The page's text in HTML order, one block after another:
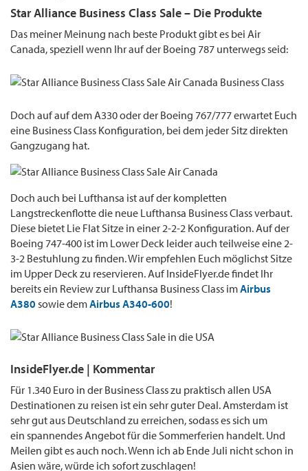
Star Alliance Business Class Sale – Die Produkte
Das meiner Meinung nach beste Produkt gibt es bei Air
Canada, speziell wenn Ihr auf der Boeing 787 unterwegs seid:
Doch auf auf dem A330 oder der Boeing 767/777 erwartet Euch
eine Business Class Konfiguration, bei dem jeder Sitz direkten
Gangzugang hat.
Doch auch bei Lufthansa ist auf der kompletten
Langstreckenflotte die neue Lufthansa Business Class verbaut.
Diese bietet Lie Flat Sitze in einer 2-2-2 Konfiguration. Auf der
Boeing 747-400 ist im Lower Deck leider auch teilweise eine 2-
3-2 Bestuhlung zu finden. Wir empfehlen Euch möglichst Sitze
im Upper Deck zu reservieren. Auf InsideFlyer.de findet Ihr
bereits ein Review zur Lufthansa Business Class imAirbus
A380 sowie demAirbus A340-600!
InsideFlyer.de | Kommentar
Für 1.340 Euro in der Business Class zu praktisch allen USA
Destinationen zu reisen ist ein sehr guter Deal. Amsterdam ist
sehr gut aus Deutschland zu erreichen, sodass es sich um
ein spannendes Angebot für die Sommerferien handelt. Und
Meilen gibt es auch noch. Wenn ich ab Ende Juli nicht schon in
Asien wäre, würde ich sofort zuschlagen!